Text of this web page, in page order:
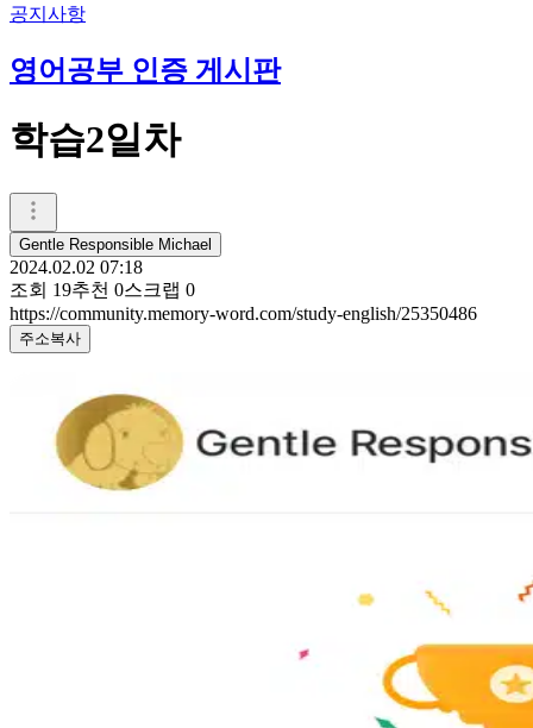
공지사항
영어공부 인증 게시판
학습2일차
Gentle Responsible Michael
2024.02.02 07:18
조회 19추천 0스크랩 0
https://community.memory-word.com/study-english/25350486
주소복사